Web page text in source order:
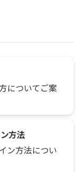
についてご案
方法
ン方法につい